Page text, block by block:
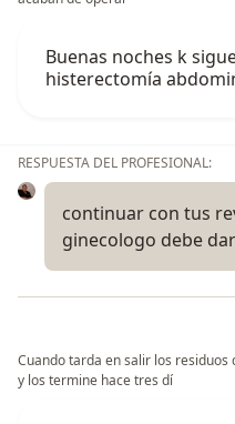
Buenas noches k
histerectomía
RESPUESTA DEL PROFESIONAL:
continuar con tus
ginecologo debe
Cuando tarda en salir los residuos
y los termine hace tres dí